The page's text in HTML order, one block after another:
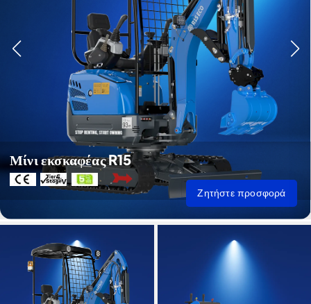
Μίνι εκσκαφέας R15
Ζητήστε προσφορά